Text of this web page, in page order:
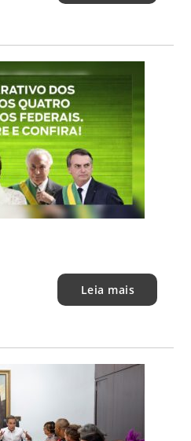
Leia mais